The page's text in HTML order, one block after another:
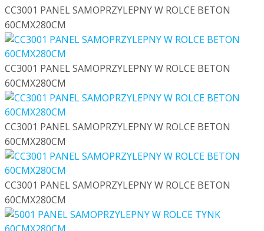
CC3001 PANEL SAMOPRZYLEPNY W ROLCE BETON
60CMX280CM
CC3001 PANEL SAMOPRZYLEPNY W ROLCE BETON
60CMX280CM
CC3001 PANEL SAMOPRZYLEPNY W ROLCE BETON
60CMX280CM
CC3001 PANEL SAMOPRZYLEPNY W ROLCE BETON
60CMX280CM